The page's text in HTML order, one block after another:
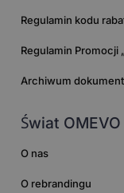
Regulamin kodu
Regulamin Promocji
Archiwum
Świat OMEVO
O nas
O rebrandingu